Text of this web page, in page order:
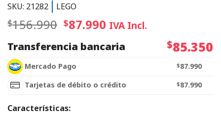
SKU: 21282 LEGO
$156.990 $87.990 IVA Incl.
Transferencia bancaria
$85.350
Mercado Pago $87.990
Tarjetas de débito o crédito
$87.990
Características: